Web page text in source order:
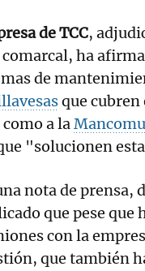
de TCC,
ha
de
que cubren
a la
"solucionen
nota de prensa,
que pese
con la
que también